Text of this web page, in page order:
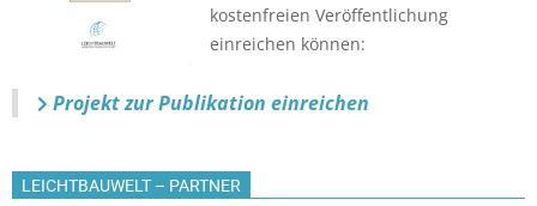
kostenfreien Veröffentlichung
einreichen können:
Projekt zur Publikation einreichen
LEICHTBAUWELT – PARTNER